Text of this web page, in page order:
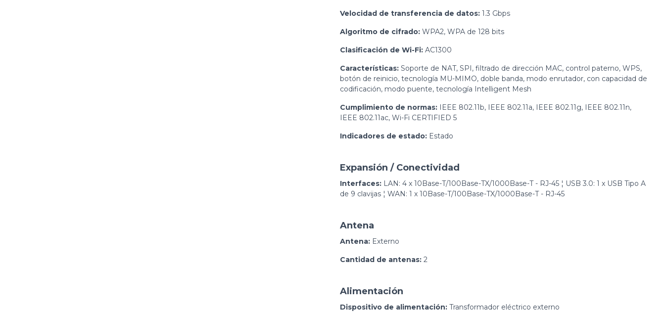
Velocidad de transferencia de datos: 1.3 Gbps
Algoritmo de cifrado: WPA2, WPA de 128 bits
Clasificación de Wi-Fi: AC1300
Características: Soporte de NAT, SPI, filtrado de dirección MAC, control paterno, WPS,
botón de reinicio, tecnología MU-MIMO, doble banda, modo enrutador, con capacidad de
codificación, modo puente, tecnología Intelligent Mesh
Cumplimiento de normas: IEEE 802.11b, IEEE 802.11a, IEEE 802.11g, IEEE 802.11n,
IEEE 802.11ac, Wi-Fi CERTIFIED 5
Indicadores de estado: Estado
Expansión / Conectividad
Interfaces: LAN: 4 x 10Base-T/100Base-TX/1000Base-T - RJ-45 ¦ USB 3.0: 1 x USB Tipo A
de 9 clavijas ¦ WAN: 1 x 10Base-T/100Base-TX/1000Base-T - RJ-45
Antena
Antena: Externo
Cantidad de antenas: 2
Alimentación
Dispositivo de alimentación: Transformador eléctrico externo